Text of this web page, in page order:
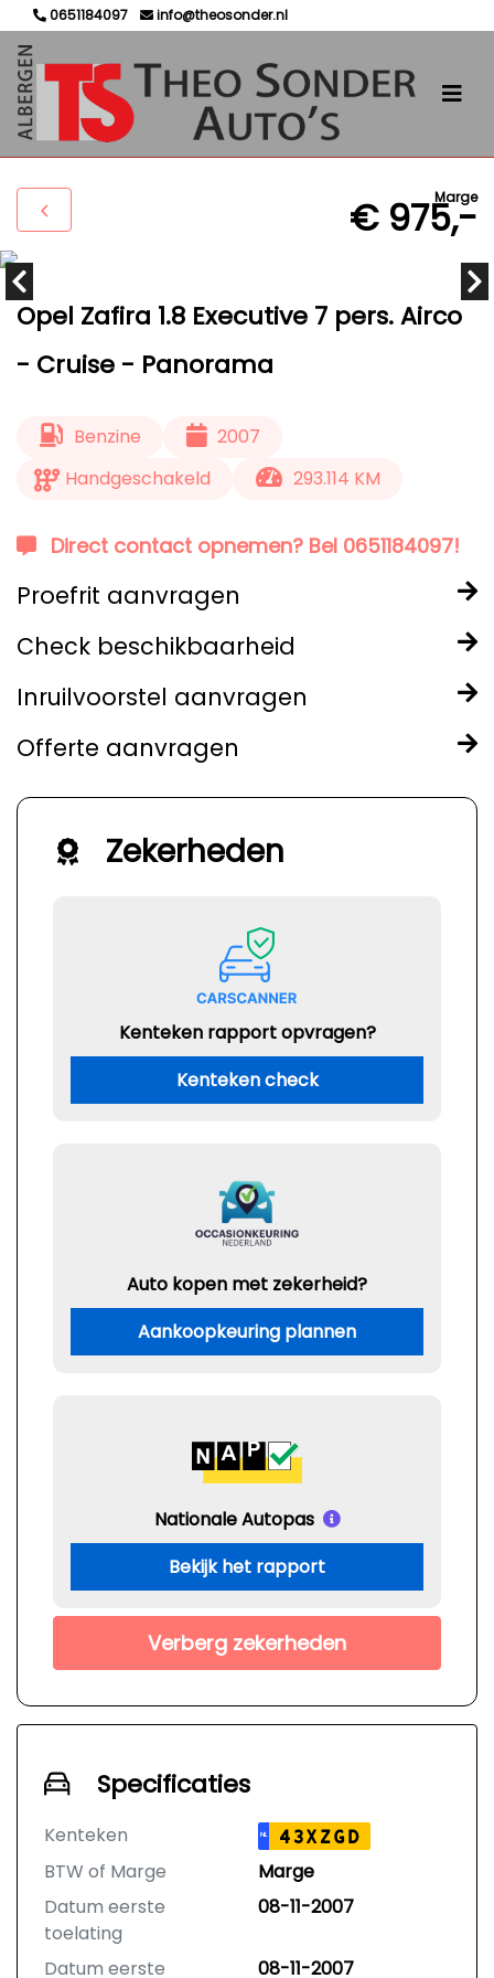
0651184097 info@theosonder.nl
Marge
€ 975,-
Opel Zafira 1.8 Executive 7 pers. Airco
- Cruise - Panorama
Benzine
2007
Handgeschakeld
293.114 KM
Direct contact opnemen? Bel 0651184097!
Proefrit aanvragen
Check beschikbaarheid
Inruilvoorstel aanvragen
Offerte aanvragen
Zekerheden
Kenteken rapport opvragen?
Kenteken check
Auto kopen met zekerheid?
Aankoopkeuring plannen
Nationale Autopas
Bekijk het rapport
Verberg zekerheden
Specificaties
Kenteken NL 43XZGD
BTW of Marge
Marge
Datum eerste
toelating
08-11-2007
Datum eerste 08-11-2007